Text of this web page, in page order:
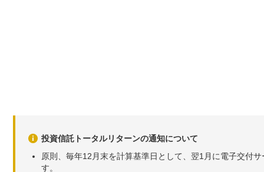
投資信託トータルリターンの通知について
原則、毎年12月末を計算基準日として、翌1月に電子交付
す。